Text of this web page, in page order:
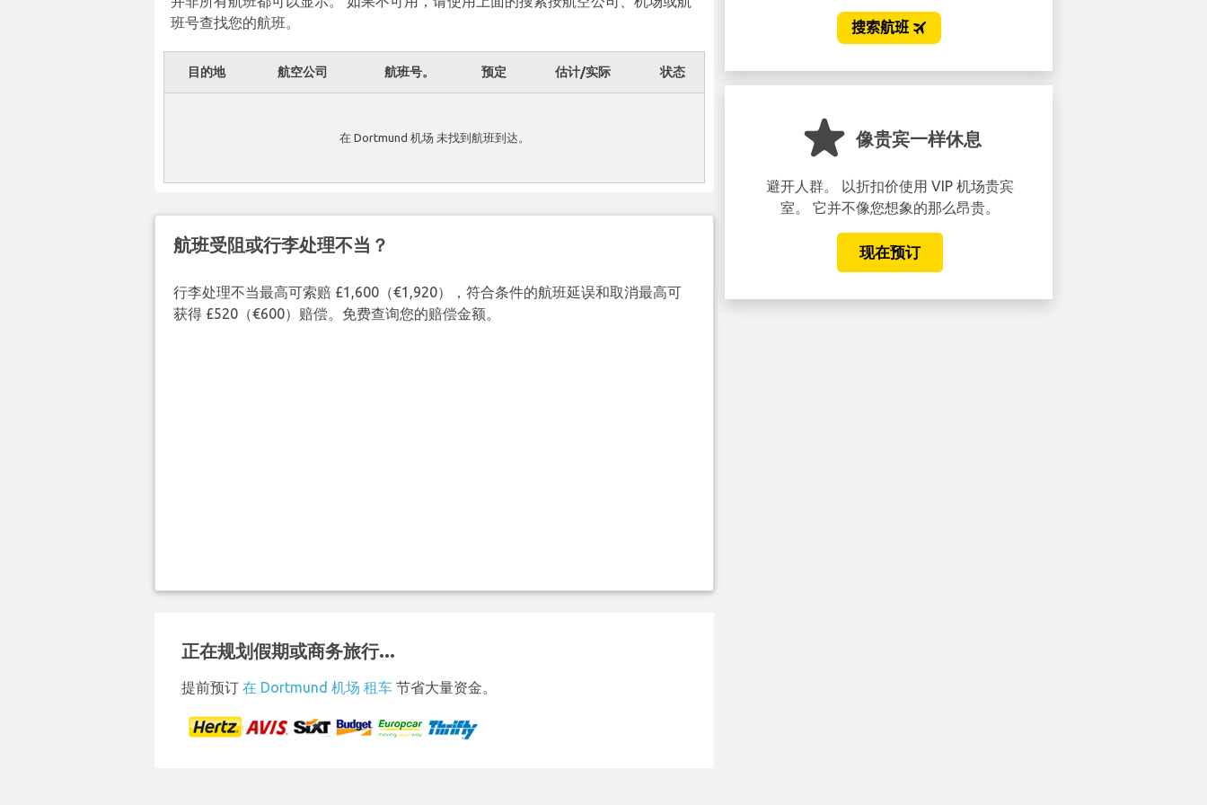
班号查找您的航班。
目的地 航空公司 航班号。 预定 估计/实际 状态
在 Dortmund 机场 未找到航班到达。
航班受阻或行李处理不当？
行李处理不当最高可索赔 £1,600（€1,920），符合条件的航班延误和取消最高可
获得 £520（€600）赔偿。免费查询您的赔偿金额。
正在规划假期或商务旅行...
提前预订 在 Dortmund 机场 租车 节省大量资金。
您可能有资格在您的聚会中每人获得高达
像贵宾一样休息
避开人群。 以折扣价使用 VIP 机场贵宾
室。 它并不像您想象的那么昂贵。
现在预订